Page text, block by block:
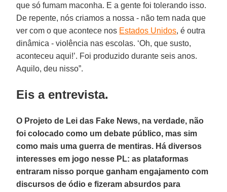
que só fumam maconha. E a gente foi tolerando isso.
De repente, nós criamos a nossa - não tem nada que
ver com o que acontece nos Estados Unidos, é outra
dinâmica - violência nas escolas. ‘Oh, que susto,
aconteceu aqui!’. Foi produzido durante seis anos.
Aquilo, deu nisso”.
Eis a entrevista.
O Projeto de Lei das Fake News, na verdade, não
foi colocado como um debate público, mas sim
como mais uma guerra de mentiras. Há diversos
interesses em jogo nesse PL: as plataformas
entraram nisso porque ganham engajamento com
discursos de ódio e fizeram absurdos para